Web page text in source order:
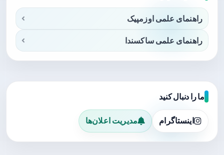
راهنمای علمی اوزمپیک
راهنمای علمی ساکسندا
ما را دنبال کنید
اینستاگرام مدیریت اعلان‌ها